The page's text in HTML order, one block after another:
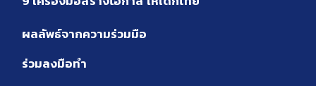
ผลลัพธ์จากความร่วมมือ
ร่วมลงมือทำ